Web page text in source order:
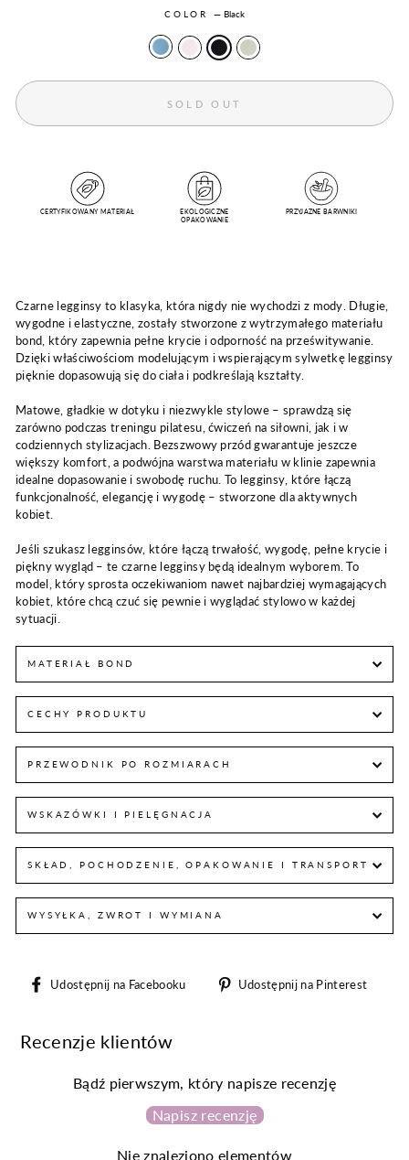
COLOR— Black
SOLD OUT
CERTYFIKOWANY MATERIAŁ
EKOLOGICZNE
OPAKOWANIE
PRZYJAZNE BARWNIKI
Czarne legginsy to klasyka, która nigdy nie wychodzi z mody. Długie,
wygodne i elastyczne, zostały stworzone z wytrzymałego materiału
bond, który zapewnia pełne krycie i odporność na prześwitywanie.
Dzięki właściwościom modelującym i wspierającym sylwetkę legginsy
pięknie dopasowują się do ciała i podkreślają kształty.
Matowe, gładkie w dotyku i niezwykle stylowe – sprawdzą się
zarówno podczas treningu pilatesu, ćwiczeń na siłowni, jak i w
codziennych stylizacjach. Bezszwowy przód gwarantuje jeszcze
większy komfort, a podwójna warstwa materiału w klinie zapewnia
idealne dopasowanie i swobodę ruchu. To legginsy, które łączą
funkcjonalność, elegancję i wygodę – stworzone dla aktywnych
kobiet.
Jeśli szukasz legginsów, które łączą trwałość, wygodę, pełne krycie i
piękny wygląd – te czarne legginsy będą idealnym wyborem. To
model, który sprosta oczekiwaniom nawet najbardziej wymagających
kobiet, które chcą czuć się pewnie i wyglądać stylowo w każdej
sytuacji.
MATERIAŁ BOND
CECHY PRODUKTU
PRZEWODNIK PO ROZMIARACH
WSKAZÓWKI I PIELĘGNACJA
SKŁAD, POCHODZENIE, OPAKOWANIE I TRANSPORT
WYSYŁKA, ZWROT I WYMIANA
Udostępnij na Facebooku
UdostępnijUdostępnij na Pinterest
Recenzje klientów
Bądź pierwszym, który napisze recenzję
Napisz recenzję
Nie znaleziono elementów